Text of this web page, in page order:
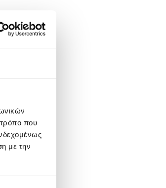
που
με την